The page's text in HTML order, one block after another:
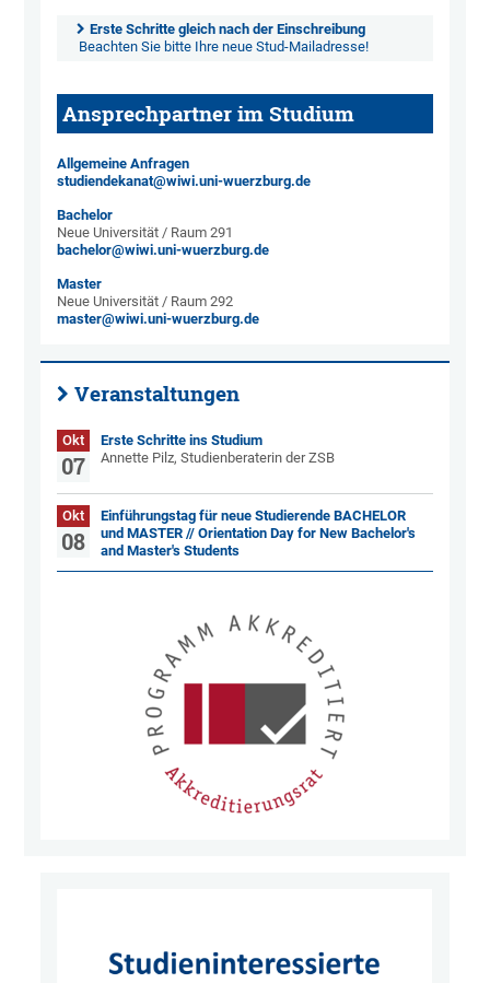
Erste Schritte gleich nach der Einschreibung
Beachten Sie bitte Ihre neue Stud-Mailadresse!
Ansprechpartner im Studium
Allgemeine Anfragen
studiendekanat@wiwi.uni-wuerzburg.de
Bachelor
Neue Universität / Raum 291
bachelor@wiwi.uni-wuerzburg.de
Master
Neue Universität / Raum 292
master@wiwi.uni-wuerzburg.de
Veranstaltungen
Okt
07
Erste Schritte ins Studium
Annette Pilz, Studienberaterin der ZSB
Okt
08
Einführungstag für neue Studierende BACHELOR
und MASTER // Orientation Day for New Bachelor's
and Master's Students